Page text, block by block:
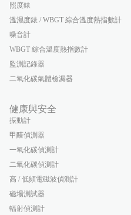
照度錶
溫濕度錶 / WBGT 綜合溫度熱指數計
噪音計
WBGT 綜合溫度熱指數計
監測記錄器
二氧化碳氣體檢漏器
健康與安全
振動計
甲醛偵測器
一氧化碳偵測計
二氧化碳偵測計
高 / 低頻電磁波偵測計
磁場測試器
輻射偵測計